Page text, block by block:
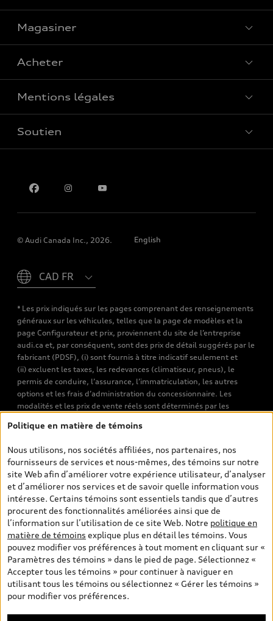
Magasiner
Acheter
Mentions légales
Soutien
© Audi Canada Inc., 2026. English
* Les prix indiqués sur les pages comprenant des renseignements
généraux sur les véhicules, telles que la page de modèles et la
page Configurateur et prix, proviennent du site de l’entreprise
audi.ca et, par conséquent, sont des prix de détail suggérés par le
fabricant (PDSF), (i) sont fournis à titre indicatif seulement et
(ii) excluent les taxes, les redevances (climatiseur, pneus), le
permis de conduire, l’assurance, l’immatriculation, les autres
options et les frais d’administration du concessionnaire. Les
modalités et les prix de vente réels sont déterminés par les
véhicules neufs et d’occasion sont les prix de vente établis par les
de transport et d’inspection de prélivraison, les taxes
environnementales (pour les véhicules neufs) et les frais
d’administration des concessionnaires. Toutefois, les taxes de
vente sont exclues. Veuillez noter que les prix de l’estimateur de
versements sont des PDSF s’il a été consulté au moyen de l’onglet
Configurateur et prix (à titre indicatif). Toutefois, s’il a été
consulté à partir des pages de recherche de véhicules neufs et
d’occasion, les prix indiqués sont des prix de vente (prix de vente
réels). Sur les pages de renseignements généraux sur les
véhicules, les modèles sont montrés à titre indicatif seulement,
avec des caractéristiques qui peuvent ne pas être offertes sur les
modèles canadiens. Malgré les efforts déployés pour assurer
l’exactitude de ces renseignements, des erreurs peuvent survenir
et la disponibilité peut changer; veuillez donc visiter votre
Politique en matière de témoins
Nous utilisons, nos sociétés affiliées, nos partenaires, nos
fournisseurs de services et nous-mêmes, des témoins sur notre
site Web afin d’améliorer votre expérience utilisateur, d’analyser
et d’améliorer nos services et de savoir quelle information vous
intéresse. Certains témoins sont essentiels tandis que d’autres
procurent des fonctionnalités améliorées ainsi que de
l’information sur l’utilisation de ce site Web. Notre politique en
matière de témoins explique plus en détail les témoins. Vous
pouvez modifier vos préférences à tout moment en cliquant sur «
Paramètres des témoins » dans le pied de page. Sélectionnez «
Accepter tous les témoins » pour continuer à naviguer en
utilisant tous les témoins ou sélectionnez « Gérer les témoins »
pour modifier vos préférences.